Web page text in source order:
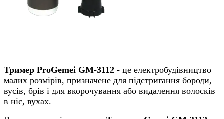
Тример ProGemei GM-3112 - це електробудівництво
малих розмірів, призначене для підстригання бороди,
вусів, брів і для вкорочування або видалення волосків
в ніс, вухах.